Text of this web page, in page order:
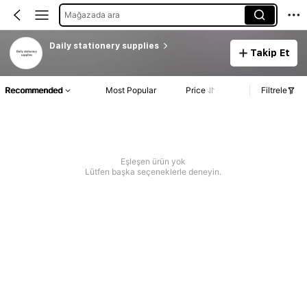
Mağazada ara
Daily stationery supplies
Takip Et
Recommended Most Popular Price Filtrele
Eşleşen ürün yok
Lütfen başka seçeneklerle deneyin.